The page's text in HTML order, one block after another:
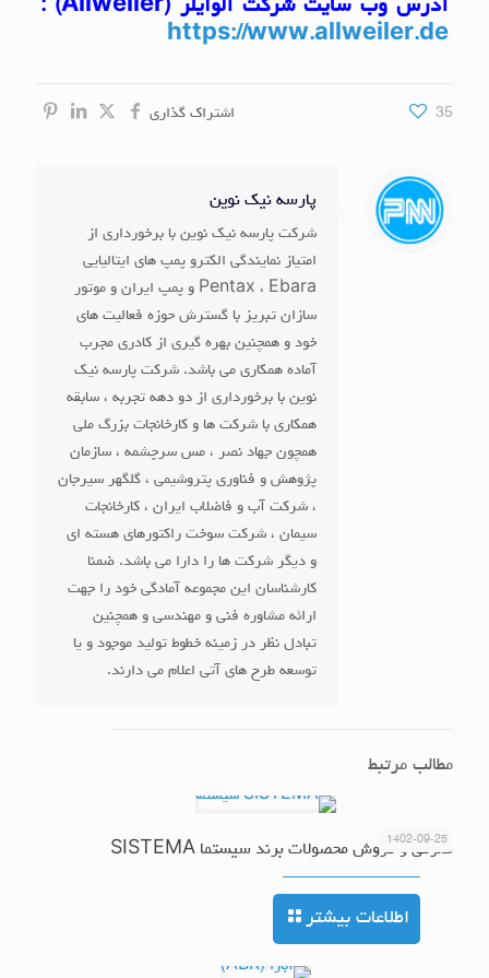
آدرس وب سایت شرکت آلوایلر (Allweiler
)
:
https://www.allweiler.de
اشتراک گذاری 35
پارسه نیک نوین
شرکت پارسه نیک نوین با برخورداری از
امتیاز نمایندگی الکترو پمپ های ایتالیایی
Pentax ، Ebara و پمپ ایران و موتور
سازان تبریز با گسترش حوزه فعالیت های
خود و همچنین بهره گیری از کادری مجرب
آماده همکاری می باشد. شرکت پارسه نیک
نوین با برخورداری از دو دهه تجربه ، سابقه
همکاری با شرکت ها و کارخانجات بزرگ ملی
همچون جهاد نصر ، مس سرچشمه ، سازمان
پژوهش و فناوری پتروشیمی ، گلگهر سیرجان
، شرکت آب و فاضلاب ایران ، کارخانجات
سیمان ، شرکت سوخت راکتورهای هسته ای
و دیگر شرکت ها را دارا می باشد. ضمنا
کارشناسان این مجموعه آمادگی خود را جهت
ارائه مشاوره فنی و مهندسی و همچنین
تبادل نظر در زمینه خطوط تولید موجود و یا
توسعه طرح های آتی اعلام می دارند.
مطالب مرتبط
1402-09-25
معرفی و فروش محصولات برند سیستما SISTEMA
اطلاعات بیشتر